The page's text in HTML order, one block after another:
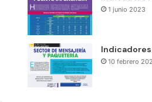
1 junio 2023
10 febrero